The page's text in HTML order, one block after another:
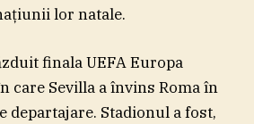
lor natale.
finala UEFA Europa
care Sevilla a învins Roma în
Stadionul a fost,